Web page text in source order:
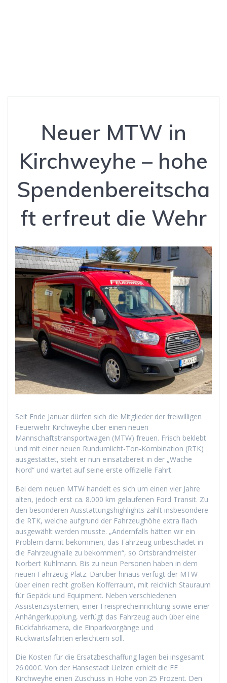
Neuer MTW in
Kirchweyhe – hohe
Spendenbereitscha
ft erfreut die Wehr
Seit Ende Januar dürfen sich die Mitglieder der freiwilligen
Feuerwehr Kirchweyhe über einen neuen
Mannschaftstransportwagen (MTW) freuen. Frisch beklebt
und mit einer neuen Rundumlicht-Ton-Kombination (RTK)
ausgestattet, steht er nun einsatzbereit in der „Wache
Nord“ und wartet auf seine erste offizielle Fahrt.
Bei dem neuen MTW handelt es sich um einen vier Jahre
alten, jedoch erst ca. 8.000 km gelaufenen Ford Transit. Zu
den besonderen Ausstattungshighlights zählt insbesondere
die RTK, welche aufgrund der Fahrzeughöhe extra flach
ausgewählt werden musste. „Andernfalls hätten wir ein
Problem damit bekommen, das Fahrzeug unbeschadet in
die Fahrzeughalle zu bekommen“, so Ortsbrandmeister
Norbert Kuhlmann. Bis zu neun Personen haben in dem
neuen Fahrzeug Platz. Darüber hinaus verfügt der MTW
über einen recht großen Kofferraum, mit reichlich Stauraum
für Gepäck und Equipment. Neben verschiedenen
Assistenzsystemen, einer Freisprecheinrichtung sowie einer
Anhängerkupplung, verfügt das Fahrzeug auch über eine
Rückfahrkamera, die Einparkvorgänge und
Rückwärtsfahrten erleichtern soll.
Die Kosten für die Ersatzbeschaffung lagen bei insgesamt
26.000€. Von der Hansestadt Uelzen erhielt die FF
Kirchweyhe einen Zuschuss in Höhe von 25 Prozent. Den